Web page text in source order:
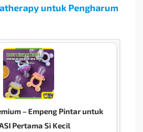
untuk Pengharum
– Empeng Pintar untuk
Pertama Si Kecil